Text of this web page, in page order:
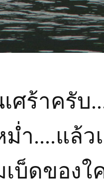
ศร้าครับ
ม่ำ....แล้
บ็ดของใ